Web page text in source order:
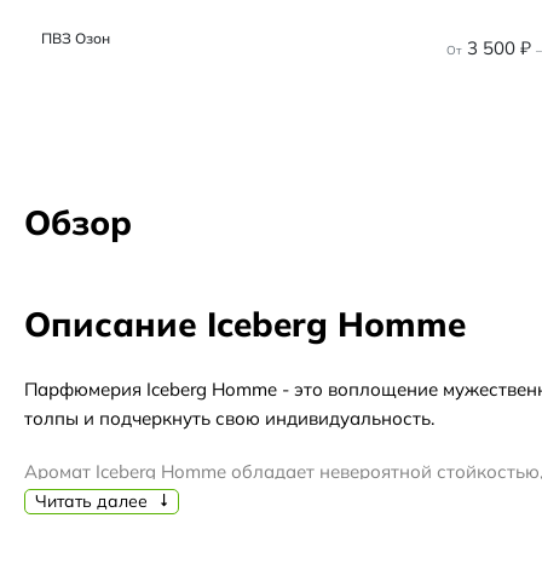
ПВЗ Озон
От 3 500 ₽ –
Обзор
Описание Iceberg Homme
Парфюмерия Iceberg Homme - это воплощение
толпы и подчеркнуть свою индивидуальность.
Аромат Iceberg Homme обладает невероятной
осеннего и зимнего сезонов, когда хочется ощутить тепло
Читать далее